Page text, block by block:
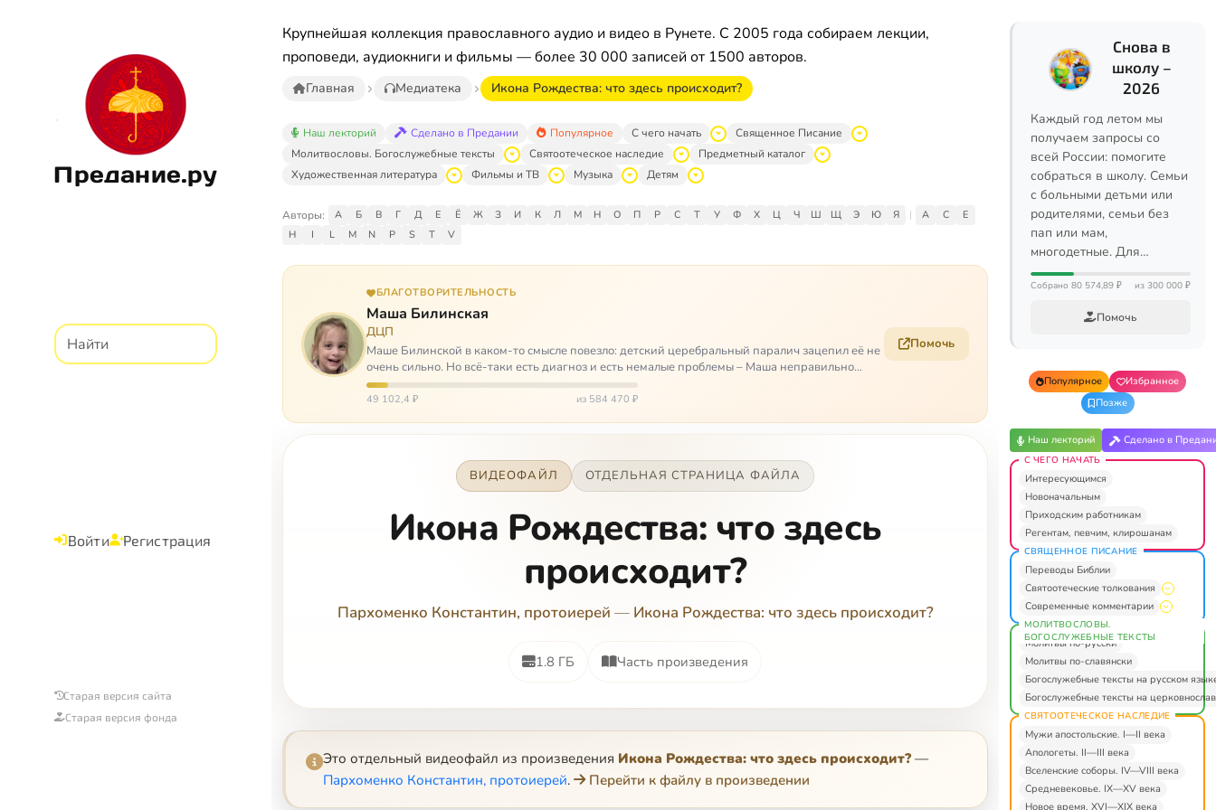
Предание.ру
Войти Регистрация
Старая версия сайта
Старая версия фонда
Крупнейшая коллекция православного аудио и видео в Рунете. С 2005 года собираем лекции,
проповеди, аудиокниги и фильмы — более 30 000 записей от 1500 авторов.
Главная Медиатека Икона Рождества: что здесь происходит?
Наш лекторий Сделано в Предании Популярное С чего начать
Священное Писание
Молитвословы. Богослужебные тексты
Святоотеческое наследие
Предметный каталог
Художественная литература
Фильмы и ТВ Музыка Детям
Авторы: А Б В Г Д Е Ё Ж З И К Л М Н О П Р С Т У Ф Х Ц Ч Ш Щ Э Ю Я | A C
E
H
I L M N P S T V
БЛАГОТВОРИТЕЛЬНОСТЬ
Маша Билинская
ДЦП
Маше Билинской в каком-то смысле повезло: детский церебральный паралич зацепил её не
очень сильно. Но всё-таки есть диагноз и есть немалые проблемы – Маша неправильно
ходит, и от т…
49 102,4 ₽ из 584 470 ₽
Помочь
ВИДЕОФАЙЛ ОТДЕЛЬНАЯ СТРАНИЦА ФАЙЛА
Икона Рождества: что здесь
происходит?
Пархоменко Константин, протоиерей — Икона Рождества: что здесь происходит?
1.8 ГБ Часть произведения
Это отдельный видеофайл из произведения Икона Рождества: что здесь происходит?—
Пархоменко Константин, протоиерей. Перейти к файлу в произведении
Снова в
школу –
2026
Каждый год летом мы
получаем запросы со
всей России: помогите
собраться в школу. Семьи
с больными детьми или
родителями, семьи без
пап или мам,
многодетные. Для…
Собрано 80 574,89 ₽ из 300 000 ₽
Помочь
Популярное
Избранное
Позже
Наш лекторий Сделано в
С ЧЕГО НАЧАТЬ
Интересующимся
Новоначальным
Приходским работникам
Регентам, певчим, клирошанам
СВЯЩЕННОЕ ПИСАНИЕ
Переводы Библии
Святоотеческие толкования
Современные комментарии
МОЛИТВОСЛОВЫ.
БОГОСЛУЖЕБНЫЕ ТЕКСТЫ
Молитвы по-русски
Молитвы по-славянски
Богослужебные тексты на русском
Богослужебные тексты на
СВЯТООТЕЧЕСКОЕ НАСЛЕДИЕ
Мужи апостольские. I—II века
Апологеты. II—III века
Вселенские соборы. IV—VIII века
Средневековье. IX—XV века
Новое время. XVI—XIX века